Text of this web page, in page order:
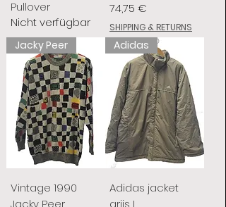
Pullover
Nicht verfügbar
Preis
74,75 €
SHIPPING & RETURNS
Jacky Peer
Vintage 1990
Adidas
Adidas jacket